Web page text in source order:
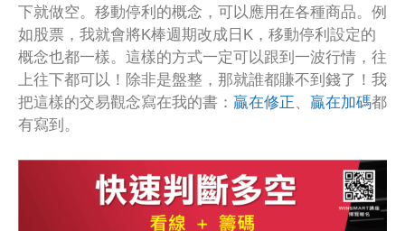
下就做空。移動停利的概念，可以應用在各種商品。例
如股票，我就會將K棒週期改成日K，移動停利設定的
概念也都一樣。這樣的方式一定可以跟到一波行情，往
上往下都可以！除非是盤整，那就誰都賺不到錢了！我
把這樣的交易觀念寫在我的書： 贏在修正、 贏在加碼都
有寫到。